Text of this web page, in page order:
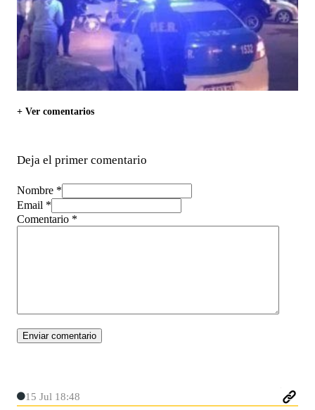
+ Ver comentarios
Deja el primer comentario
Nombre *
Email *
Comentario *
15 Jul 18:48